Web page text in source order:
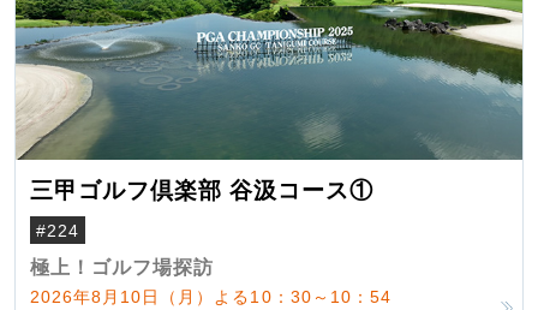
三甲ゴルフ倶楽部 谷汲コース①
#224
極上！ゴルフ場探訪
2026年8月10日（月）よる10：30～10：54